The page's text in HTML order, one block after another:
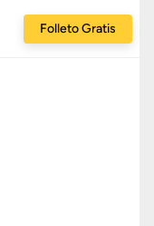
Folleto Gratis